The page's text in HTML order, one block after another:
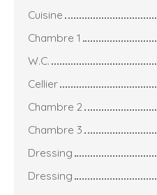
Cuisine
Chambre 1
W.C.
Cellier
Chambre 2
Chambre 3
Dressing
Dressing